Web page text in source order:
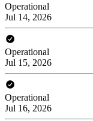
Operational
Jul 14, 2026
Operational
Jul 15, 2026
Operational
Jul 16, 2026